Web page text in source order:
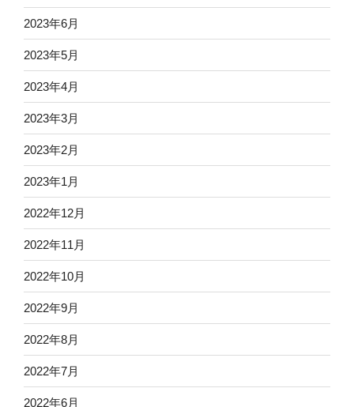
2023年6月
2023年5月
2023年4月
2023年3月
2023年2月
2023年1月
2022年12月
2022年11月
2022年10月
2022年9月
2022年8月
2022年7月
2022年6月